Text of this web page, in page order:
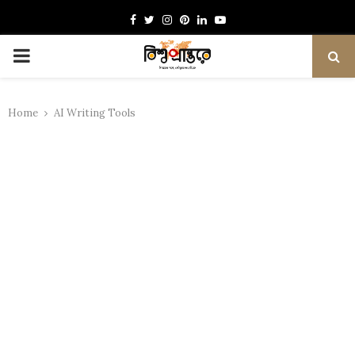
Facebook
TwitterInstagram
Pinterest
LinkedinYoutube
PRIMARY
Home AI Writing Tools